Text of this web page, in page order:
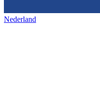
Nederland